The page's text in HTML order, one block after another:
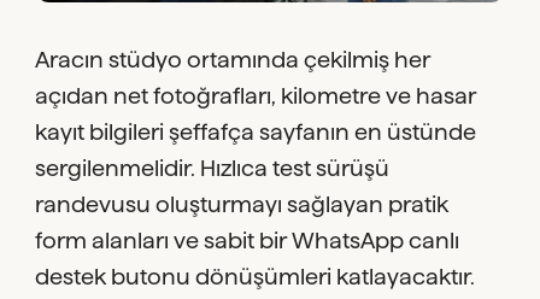
Aracın stüdyo ortamında çekilmiş her
açıdan net fotoğrafları, kilometre ve hasar
kayıt bilgileri şeffafça sayfanın en üstünde
sergilenmelidir. Hızlıca test sürüşü
randevusu oluşturmayı sağlayan pratik
form alanları ve sabit bir WhatsApp canlı
destek butonu dönüşümleri katlayacaktır.